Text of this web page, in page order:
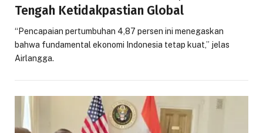
Tengah Ketidakpastian Global
“Pencapaian pertumbuhan 4,87 persen ini menegaskan
bahwa fundamental ekonomi Indonesia tetap kuat,” jelas
Airlangga.